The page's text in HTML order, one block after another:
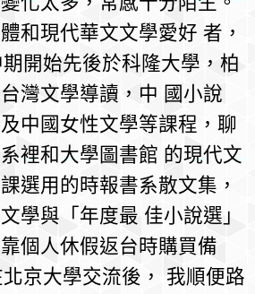
和現代華文文學愛好 者，
開始先後於科隆大學，柏
灣文學導讀，中 國小說
中國女性文學等課程，聊
裡和大學圖書館 的現代文
選用的時報書系散文集，
學與「年度最 佳小說選」
個人休假返台時購買備
京大學交流後， 我順便路